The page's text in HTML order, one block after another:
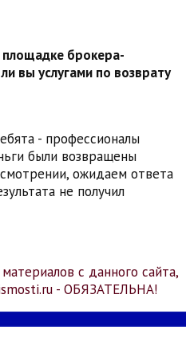
площадке брокера-
вы услугами по возврату
- профессионалы
были возвращены
ожидаем ответа
не получил
с данного сайта,
- ОБЯЗАТЕЛЬНА!